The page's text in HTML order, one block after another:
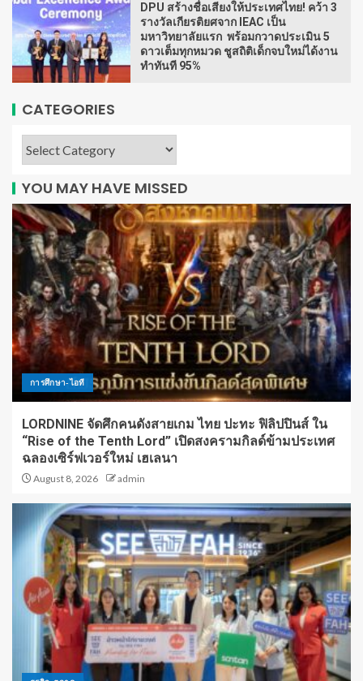
DPU สร้างชื่อเสียงให้ประเทศไทย! คว้า 3
รางวัลเกียรติยศจาก IEAC เป็น
มหาวิทยาลัยแรก พร้อมกวาดประเมิน 5
ดาวเต็มทุกหมวด ชูสถิติเด็กจบใหม่ได้งาน
ทำทันที 95%
CATEGORIES
YOU MAY HAVE MISSED
การศึกษา-ไอที
LORDNINE จัดศึกคนดังสายเกม ไทย ปะทะ ฟิลิปปินส์ ใน
“Rise of the Tenth Lord” เปิดสงครามกิลด์ข้ามประเทศ
ฉลองเซิร์ฟเวอร์ใหม่ เฮเลนา
August 8, 2026 admin